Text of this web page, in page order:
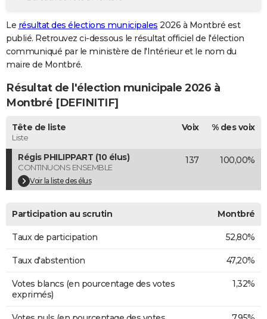
GUIDES D'ACHAT
BONS PLANS
CARTE DE VOEUX
Carte de Noël
Carte Bonne année
Carte Saint-Valentin
Carte Pâques
Carte d'anniversaire
DICTIONNAIRE
Dictionnaire
Biographies
Citations
Expressions
Proverbes
PROGRAMME TV
COPAINS D'AVANT
S'inscrire
Se connecter
Lycées
Collèges
Primaires
Universités
Entreprises
Service militaire
Avis de recherche
AVIS DE DÉCÈS
FORUM
Le résultat des élections municipales 2026 à Montbré est
publié. Retrouvez ci-dessous le résultat officiel de l'élection
communiqué par le ministère de l'Intérieur et le nom du
maire de Montbré.
Résultat de l'élection municipale 2026 à
Montbré [DEFINITIF]
Tête de liste
Liste
Voix % des voix
Régis PHILIPPART (10 élus)
CONTINUONS ENSEMBLE
Voir la liste des élus
137 100,00%
Participation au scrutin Montbré
Taux de participation 52,80%
Taux d'abstention 47,20%
Votes blancs (en pourcentage des votes
exprimés)
1,32%